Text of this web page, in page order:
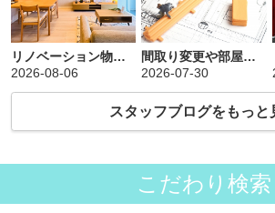
リノベーション物件を購入すべき？メリットと注意点をご紹介
2026-08-06
間取り変更や部屋を増やす方法！費用相場や注意点をご紹介
2026-07-30
スタッフブログをもっと
こだわり検索